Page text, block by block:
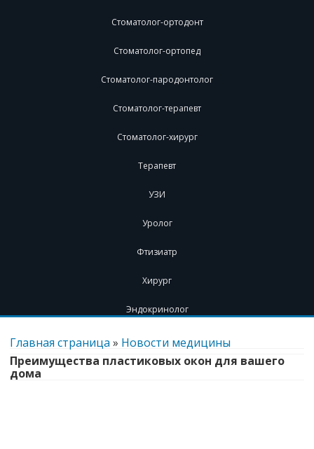
Стоматолог-ортодонт
Стоматолог-ортопед
Стоматолог-пародонтолог
Стоматолог-терапевт
Стоматолог-хирург
Терапевт
УЗИ
Уролог
Фтизиатр
Хирург
Эндокринолог
Перейти
содержимому
Главная страница » Новости медицины
Преимущества пластиковых окон для вашего
дома